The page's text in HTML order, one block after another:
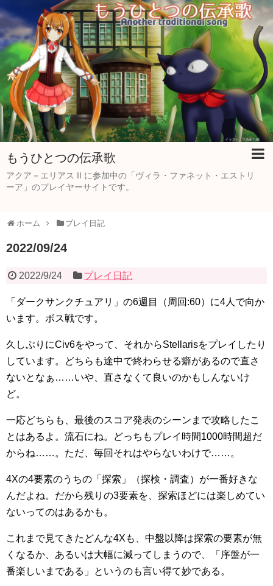
もうひとつの伝承歌
アクア＝エリアス II に参加中の「ヴィラ・ファネット・エストリ
ーア」のプレイヤーサイトです。
ホーム プレイ日記
2022/09/24
2022/9/24 プレイ日記
「ダークサンクチュアリ」の6週目（周回:60）に4人で向か
います。ボス戦です。
久しぶりにCiv6をやって、それからStellarisをプレイしたり
しています。どちらも途中で終わらせる癖があるので直さ
ないとなぁ……いや、直さなくて良いのかもしんないけ
ど。
一応どちらも、最後のスコア発表のシーンまで攻略したこ
とはあるよ。流石にね。どっちもプレイ時間1000時間超だ
からね……。ただ、毎回それはやらないわけで……。
4Xの4要素のうちの「探索」（探検・調査）が一番好きな
んだよね。だから残りの3要素を、探索ほどには楽しめてい
ないってのはあるかも。
これまで見てきたどんな4Xも、中盤以降は探索の要素が無
くなるか、あるいは大幅に減ってしまうので、「序盤が一
番楽しいまである」というのも言い得て妙である。